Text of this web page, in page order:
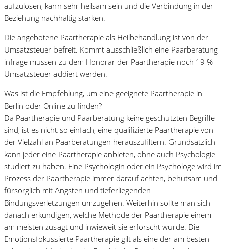
aufzulösen, kann sehr heilsam sein und die Verbindung in der
Beziehung nachhaltig stärken.
Die angebotene Paartherapie als Heilbehandlung ist von der
Umsatzsteuer befreit. Kommt ausschließlich eine Paarberatung
infrage müssen zu dem Honorar der Paartherapie noch 19 %
Umsatzsteuer addiert werden.
Was ist die Empfehlung, um eine geeignete Paartherapie in
Berlin oder Online zu finden?
Da Paartherapie und Paarberatung keine geschützten Begriffe
sind, ist es nicht so einfach, eine qualifizierte Paartherapie von
der Vielzahl an Paarberatungen herauszufiltern. Grundsätzlich
kann jeder eine Paartherapie anbieten, ohne auch Psychologie
studiert zu haben. Eine Psychologin oder ein Psychologe wird im
Prozess der Paartherapie immer darauf achten, behutsam und
fürsorglich mit Ängsten und tieferliegenden
Bindungsverletzungen umzugehen. Weiterhin sollte man sich
danach erkundigen, welche Methode der Paartherapie einem
am meisten zusagt und inwieweit sie erforscht wurde. Die
Emotionsfokussierte Paartherapie gilt als eine der am besten